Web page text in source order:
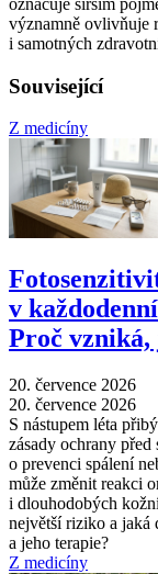
označuje širším
významně ovlivňuje
i samotných
Související
Z medicíny
v
Proč vzniká,
20. července 2026
20. července 2026
S nástupem léta
zásady ochrany
o prevenci spálení
může změnit reakci
i dlouhodobých
největší riziko a jaká
a jeho terapie?
Z medicíny